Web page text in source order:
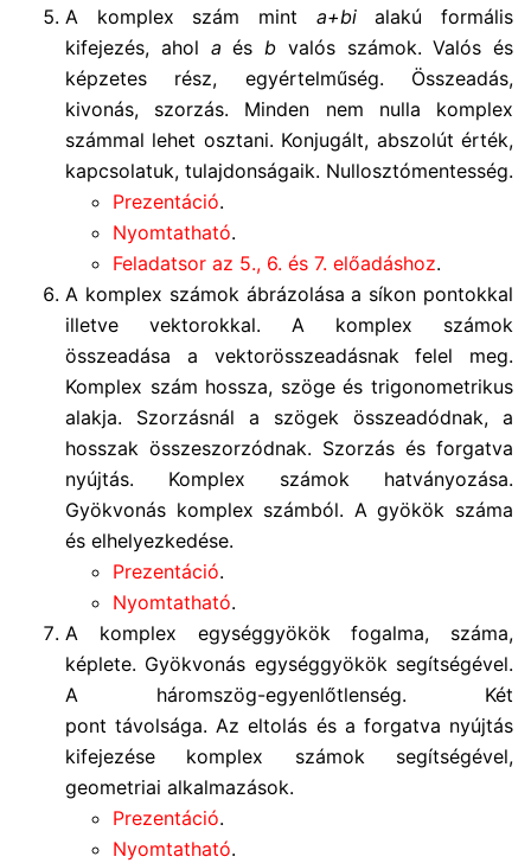
A komplex szám mint a+bialakú formális
kifejezés, ahol a és b valós számok. Valós és
képzetes rész, egyértelműség. Összeadás,
kivonás, szorzás. Minden nem nulla komplex
számmal lehet osztani. Konjugált, abszolút érték,
kapcsolatuk, tulajdonságaik. Nullosztómentesség.
Prezentáció.
Nyomtatható.
Feladatsor az 5., 6. és 7. előadáshoz.
A komplex számok ábrázolása a síkon pontokkal
illetve vektorokkal. A komplex számok
összeadása a vektorösszeadásnak felel meg.
Komplex szám hossza, szöge és trigonometrikus
alakja. Szorzásnál a szögek összeadódnak, a
hosszak összeszorzódnak. Szorzás és forgatva
nyújtás. Komplex számok hatványozása.
Gyökvonás komplex számból. A gyökök száma
és elhelyezkedése.
Prezentáció.
Nyomtatható.
A komplex egységgyökök fogalma, száma,
képlete. Gyökvonás egységgyökök segítségével.
A háromszög-egyenlőtlenség. Két
pont távolsága. Az eltolás és a forgatva nyújtás
kifejezése komplex számok segítségével,
geometriai alkalmazások.
Prezentáció.
Nyomtatható.